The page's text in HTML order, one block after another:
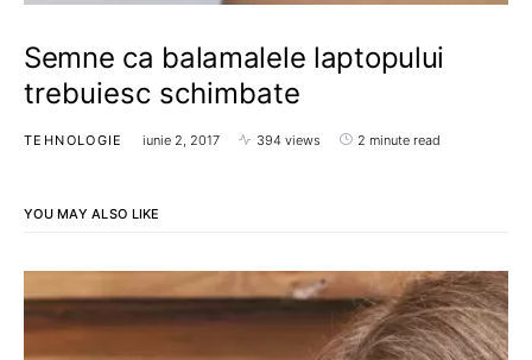
Semne ca balamalele laptopului
trebuiesc schimbate
TEHNOLOGIE iunie 2, 2017 394 views 2 minute read
YOU MAY ALSO LIKE